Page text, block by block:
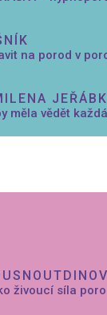
na porod v
měla vědět
živoucí síla